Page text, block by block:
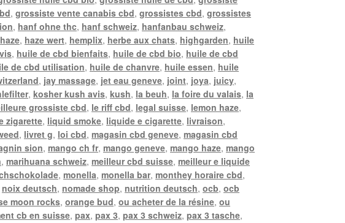
,grossiste vente canabis cbd,grossistes cbd,grossistes
, hanf ohne thc, hanf schweiz, hanfanbau schweiz,
haze, haze wert, hemplix, herbe aux chats, highgarden, huile
, huile de cbd bienfaits, huile de cbd bio, huile de cbd
de cbd utilisation, huile de chanvre, huile essen, huile
, jay massage, jet eau geneve, joint, joya, juicy,
,kosher kush avis,kush, la beuh, la foire du valais, la
grossiste cbd, le riff cbd, legal suisse, lemon haze,
zigarette, liquid smoke, liquide e cigarette, livraison,
, livret g, loi cbd,magasin cbd geneve,magasin cbd
sion,mango ch fr,mango geneve,mango haze,mango
,marihuana schweiz,meilleur cbd suisse,meilleur e liquide
,monella,monella bar,monthey horaire cbd,
noix deutsch, nomade shop, nutrition deutsch,ocb,ocb
moon rocks,orange bud,ou acheter de la résine,ou
cb en suisse,pax,pax 3,pax 3 schweiz,pax 3 tasche,